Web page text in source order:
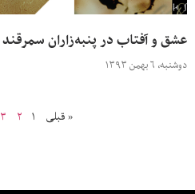
عشق و آفتاب در پنبه‌زاران سمرقند
دوشنبه، ۶ بهمن ۱۳۹۳
« قبلی ۱ ۲ ۳